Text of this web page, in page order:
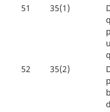
51 35(1)
52 35(2)